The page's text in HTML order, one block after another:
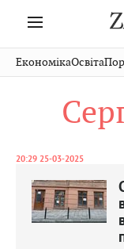
Івано-
Франківськ
Волинь
Рівне
Чернівці
ЕкономікаОсвіта
20:29 25-03-2025